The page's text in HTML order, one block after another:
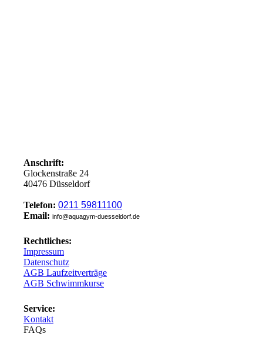
Anschrift:
Glockenstraße 24
40476 Düsseldorf
Telefon: 0211 59811100
Email: info@aquagym-duesseldorf.de
Rechtliches:
Impressum
Datenschutz
AGB Laufzeitverträge
AGB Schwimmkurse
Service:
Kontakt
FAQs